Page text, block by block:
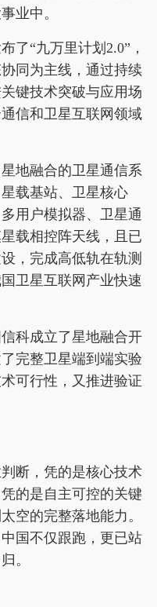
业中。
了“九万里计划2.0”，
同为主线，通过持续
键技术突破与应用场
信和卫星互联网领域
地融合的卫星通信系
载基站、卫星核心
用户模拟器、卫星通
载相控阵天线，且已
，完成高低轨在轨测
卫星互联网产业快速
科成立了星地融合开
完整卫星端到端实验
可行性，又推进验证
断，凭的是核心技术
的是自主可控的关键
空的完整落地能力。
国不仅跟跑，更已站
。